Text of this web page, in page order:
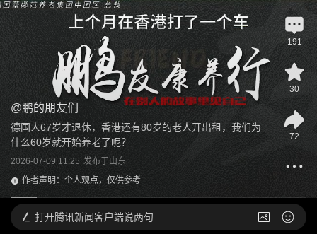
@鹏的朋友们
德国人67岁才退休，香港还有80岁的老人开出租，我们为
什么60岁就开始养老了呢？
2026-07-09 11:25 发布于山东
作者声明：个人观点，仅供参考
191
30
72
打开腾讯新闻客户端说两句